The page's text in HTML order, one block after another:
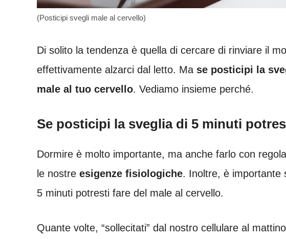
(Posticipi svegli male al cervello)
Di solito la tendenza è quella di cercare di rinviare il
effettivamente alzarci dal letto. Ma se posticipi la
male al tuo cervello. Vediamo insieme perché.
Se posticipi la sveglia di 5 minuti
Dormire è molto importante, ma anche farlo con
le nostre esigenze fisiologiche. Inoltre, è importante
5 minuti potresti fare del male al cervello.
Quante volte, “sollecitati” dal nostro cellulare al